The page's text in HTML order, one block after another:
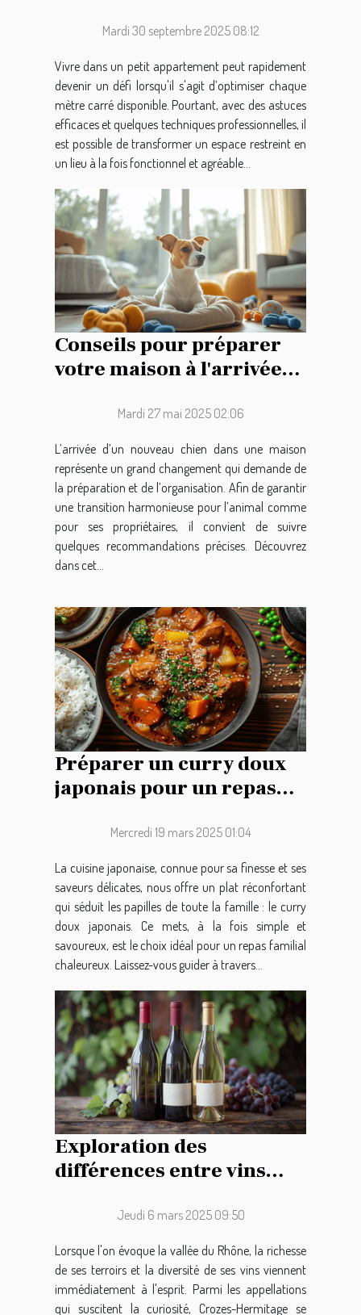
Mardi 30 septembre 2025 08:12
Vivre dans un petit appartement peut rapidement
devenir un défi lorsqu'il s'agit d’optimiser chaque
mètre carré disponible. Pourtant, avec des astuces
efficaces et quelques techniques professionnelles, il
est possible de transformer un espace restreint en
un lieu à la fois fonctionnel et agréable...
Conseils pour préparer
votre maison à l'arrivée
Mardi 27 mai 2025 02:06
L’arrivée d’un nouveau chien dans une maison
représente un grand changement qui demande de
la préparation et de l’organisation. Afin de garantir
une transition harmonieuse pour l’animal comme
pour ses propriétaires, il convient de suivre
quelques recommandations précises. Découvrez
dans cet...
Préparer un curry doux
japonais pour un repas
Mercredi 19 mars 2025 01:04
La cuisine japonaise, connue pour sa finesse et ses
saveurs délicates, nous offre un plat réconfortant
qui séduit les papilles de toute la famille : le curry
doux japonais. Ce mets, à la fois simple et
savoureux, est le choix idéal pour un repas familial
chaleureux. Laissez-vous guider à travers...
Exploration des
différences entre vins
Crozes-Hermitage
Jeudi 6 mars 2025 09:50
Lorsque l'on évoque la vallée du Rhône, la richesse
de ses terroirs et la diversité de ses vins viennent
immédiatement à l'esprit. Parmi les appellations
qui suscitent la curiosité, Crozes-Hermitage se